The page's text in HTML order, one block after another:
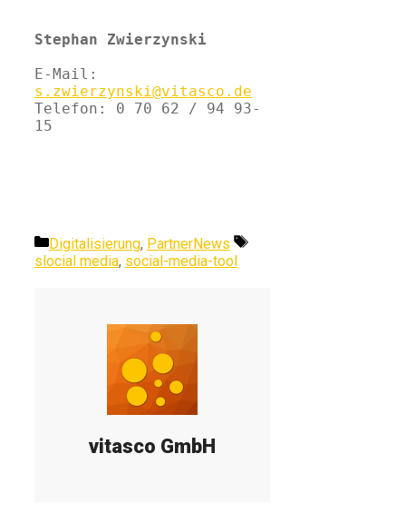
Stephan Zwierzynski
s.zwierzynski@vitasco.de
Telefon: 0 70 62 / 94 93-
15
Kategorien
Digitalisierung, PartnerNews
Schlagwörter
slocial media, social-media-tool
vitasco GmbH